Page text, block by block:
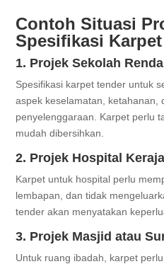
Contoh Situasi
Spesifikasi
1. Projek Sekolah
Spesifikasi karpet tender untuk
aspek keselamatan, ketahanan,
penyelenggaraan. Karpet perlu
mudah dibersihkan.
2. Projek Hospital
Karpet untuk hospital perlu
lembapan, dan tidak
tender akan menyatakan
3. Projek Masjid atau
Untuk ruang ibadah, karpet